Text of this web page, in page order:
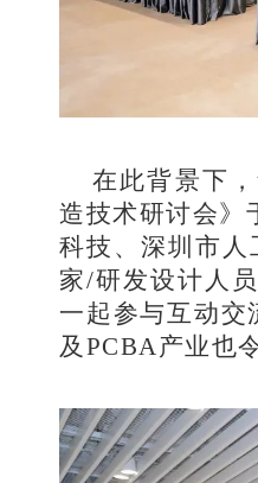
在此背景下
造技术研讨会》
科技、深圳市
家/研发设计人
一起参与互动交
及PCBA产业也